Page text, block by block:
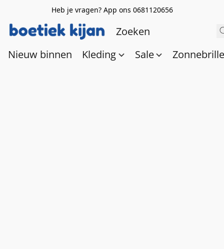
Heb je vragen? App ons 0681120656
Nieuw binnen Kleding Sale